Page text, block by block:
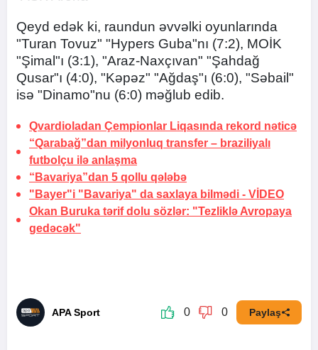
Qeyd edək ki, raundun əvvəlki oyunlarında
"Turan Tovuz" "Hypers Guba"nı (7:2), MOİK
"Şimal"ı (3:1), "Araz-Naxçıvan" "Şahdağ
Qusar"ı (4:0), "Kəpəz" "Ağdaş"ı (6:0), "Səbail"
isə "Dinamo"nu (6:0) məğlub edib.
Qvardioladan Çempionlar Liqasında rekord nəticə
“Qarabağ”dan milyonluq transfer – braziliyalı
futbolçu ilə anlaşma
“Bavariya”dan 5 qollu qələbə
"Bayer"i "Bavariya" da saxlaya bilmədi - VİDEO
Okan Buruka tərif dolu sözlər: "Tezliklə Avropaya
gedəcək"
APA Sport 0 0 Paylaş